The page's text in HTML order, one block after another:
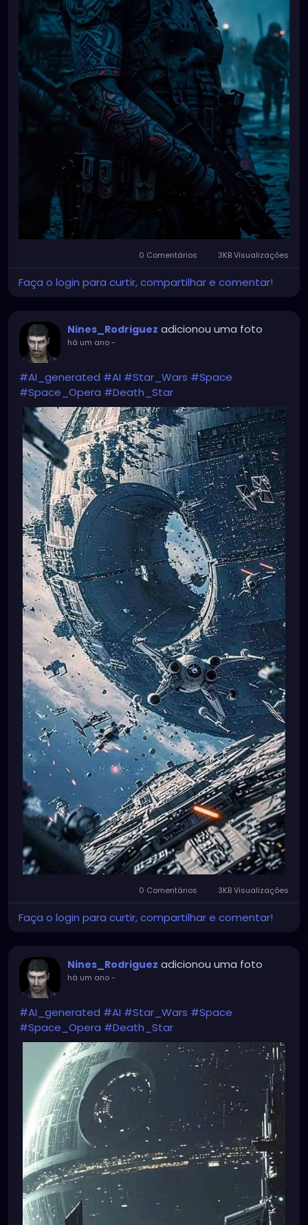
0 Comentários 3KB Visualizações
Faça o login para curtir, compartilhar e comentar!
Nines_Rodriguez adicionou uma foto
há um ano-
#AI_generated #AI #Star_Wars #Space
#Space_Opera #Death_Star
0 Comentários 3KB Visualizações
Faça o login para curtir, compartilhar e comentar!
Nines_Rodriguez adicionou uma foto
há um ano-
#AI_generated #AI #Star_Wars #Space
#Space_Opera #Death_Star